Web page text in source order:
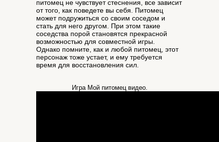
питомец не чувствует стеснения, все зависит
от того, как поведете вы себя. Питомец
может подружиться со своим соседом и
стать для него другом. При этом такие
соседства порой становятся прекрасной
возможностью для совместной игры.
Однако помните, как и любой питомец, этот
персонаж тоже устает, и ему требуется
время для восстановления сил.
Игра Мой питомец видео.